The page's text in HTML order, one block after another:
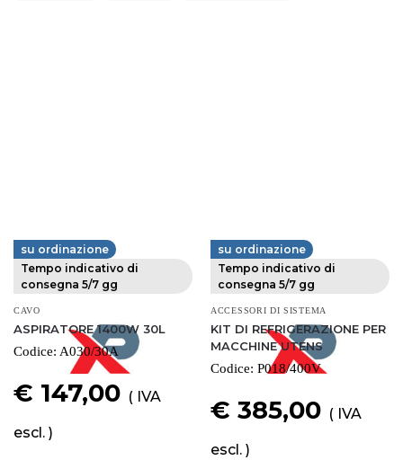
FERVI
su ordinazione
Tempo indicativo di
consegna 5/7 gg
CAVO
ASPIRATORE 1400W 30L
Codice: A030/30A
€ 147,00 ( IVA
escl. )
FERVI
su ordinazione
Tempo indicativo di
consegna 5/7 gg
ACCESSORI DI SISTEMA
KIT DI REFRIGERAZIONE PER
MACCHINE UTENS
Codice: P018/400V
€ 385,00 ( IVA
escl. )